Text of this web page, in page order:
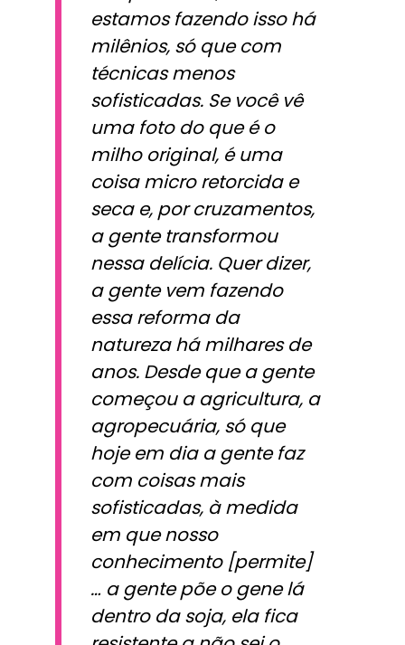
estamos fazendo isso há
milênios, só que com
técnicas menos
sofisticadas. Se você vê
uma foto do que é o
milho original, é uma
coisa micro retorcida e
seca e, por cruzamentos,
a gente transformou
nessa delícia. Quer dizer,
a gente vem fazendo
essa reforma da
natureza há milhares de
anos. Desde que a gente
começou a agricultura, a
agropecuária, só que
hoje em dia a gente faz
com coisas mais
sofisticadas, à medida
em que nosso
conhecimento [permite]
… a gente põe o gene lá
dentro da soja, ela fica